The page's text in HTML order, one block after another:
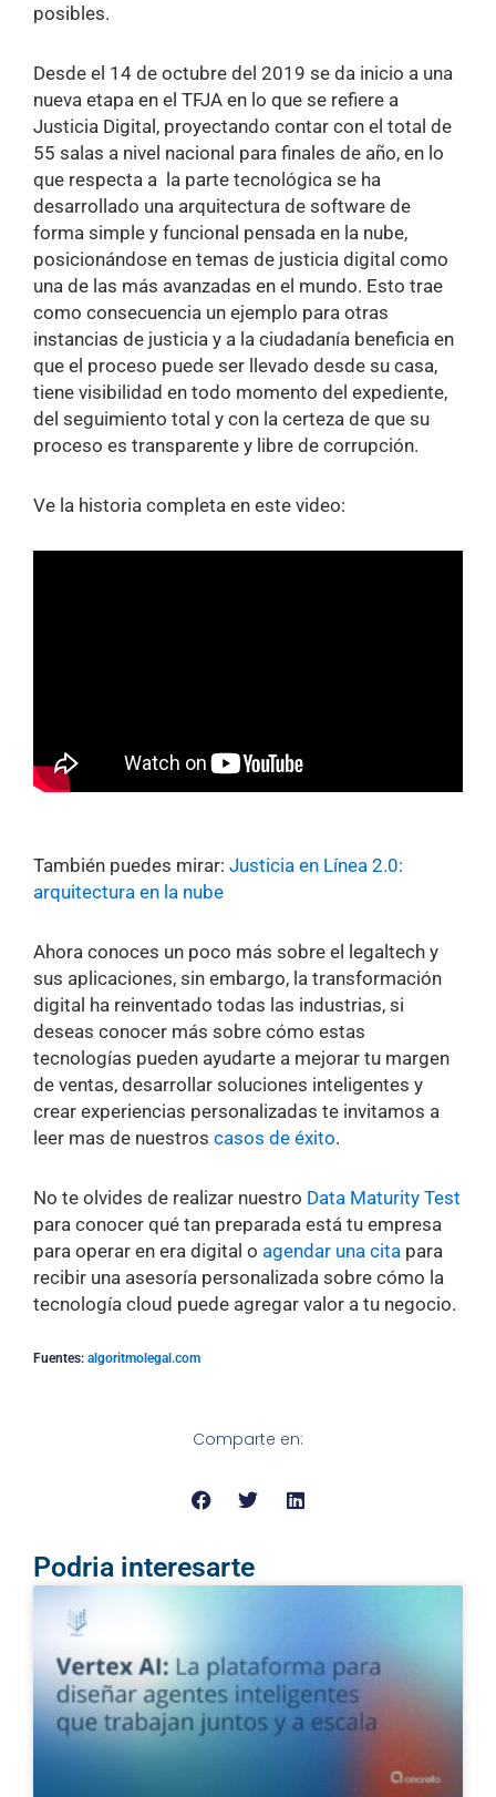
posibles.
Desde el 14 de octubre del 2019 se da inicio a una
nueva etapa en el TFJA en lo que se refiere a
Justicia Digital, proyectando contar con el total de
55 salas a nivel nacional para finales de año, en lo
que respecta a la parte tecnológica se ha
desarrollado una arquitectura de software de
forma simple y funcional pensada en la nube,
posicionándose en temas de justicia digital como
una de las más avanzadas en el mundo. Esto trae
como consecuencia un ejemplo para otras
instancias de justicia y a la ciudadanía beneficia en
que el proceso puede ser llevado desde su casa,
tiene visibilidad en todo momento del expediente,
del seguimiento total y con la certeza de que su
proceso es transparente y libre de corrupción.
Ve la historia completa en este video:
También puedes mirar: Justicia en Línea 2.0:
arquitectura en la nube
Ahora conoces un poco más sobre el legaltech y
sus aplicaciones, sin embargo, la transformación
digital ha reinventado todas las industrias, si
deseas conocer más sobre cómo estas
tecnologías pueden ayudarte a mejorar tu margen
de ventas, desarrollar soluciones inteligentes y
crear experiencias personalizadas te invitamos a
leer mas de nuestros casos de éxito.
No te olvides de realizar nuestro Data Maturity Test
para conocer qué tan preparada está tu empresa
para operar en era digital o agendar una cita para
recibir una asesoría personalizada sobre cómo la
tecnología cloud puede agregar valor a tu negocio.
Fuentes: algoritmolegal.com
Comparte en:
Podria interesarte